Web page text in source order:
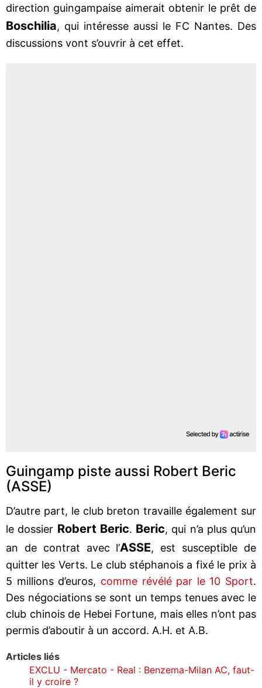
direction guingampaise aimerait obtenir le prêt de
Boschilia, qui intéresse aussi le FC Nantes. Des
discussions vont s’ouvrir à cet effet.
Guingamp piste aussi Robert Beric
(ASSE)
D’autre part, le club breton travaille également sur
le dossier Robert Beric. Beric, qui n’a plus qu’un
an de contrat avec l’ASSE, est susceptible de
quitter les Verts. Le club stéphanois a fixé le prix à
5 millions d’euros, comme révélé par le 10 Sport.
Des négociations se sont un temps tenues avec le
club chinois de Hebei Fortune, mais elles n’ont pas
permis d’aboutir à un accord. A.H. et A.B.
Articles liés
EXCLU - Mercato - Real : Benzema-Milan AC, faut-
il y croire ?